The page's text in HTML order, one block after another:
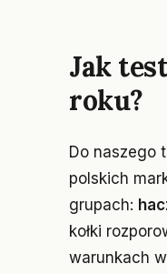
Jak
roku?
Do naszego
polskich
grupach:
kołki
warunkach